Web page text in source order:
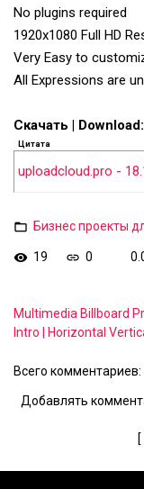
No plugins required
1920х1080 Full HD
Very Easy to
All Expressions are
Скачать | Download:
Цитата
uploadcloud.pro -
Бизнес проекты
19 0
Multimedia Billboard
Intro | Horizontal
Всего комментариев:
Добавлять
[